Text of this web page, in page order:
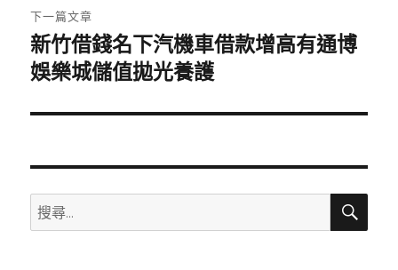
章:
下一篇文章
下
一
文
新竹借錢名下汽機車借款增高有通博
娛樂城儲值拋光養護
搜
尋
搜